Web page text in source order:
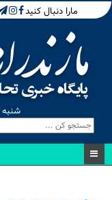
مارا دنبال کنید
شنبه ۱۷ مرداد ۱۴۰۵- Aug 8 2026